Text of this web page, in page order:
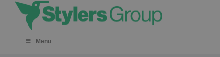
Skip
content
Menu